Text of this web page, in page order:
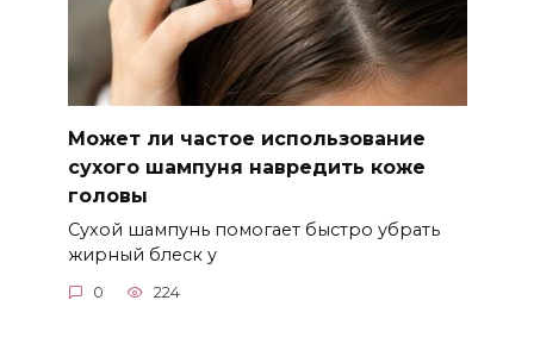
Может ли частое использование
сухого шампуня навредить коже
головы
Сухой шампунь помогает быстро убрать
жирный блеск у
0 224